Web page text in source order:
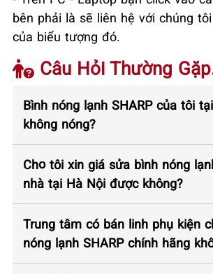
bên phải là sẽ liên hệ với chúng
của biểu tượng đó.
Câu Hỏi Thường
Bình nóng lạnh SHARP của tôi
không nóng?
Cho tôi xin giá sửa bình nóng
nhà tại Hà Nội được không?
Trung tâm có bán linh phụ kiện
nóng lạnh SHARP chính hãng